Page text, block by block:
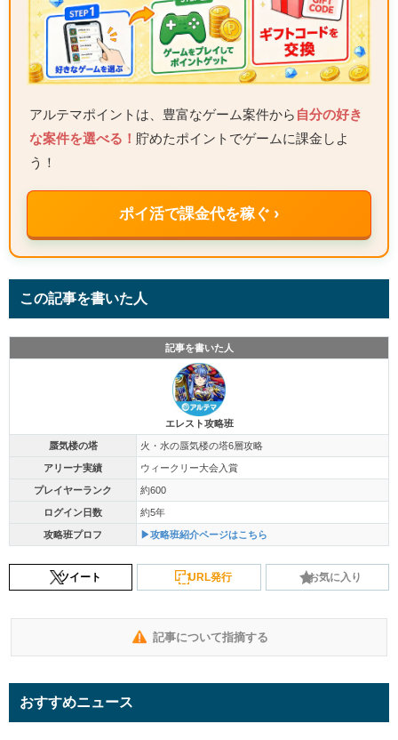
アルテマポイントは、豊富なゲーム案件から 自分の好き
な案件を選べる！ 貯めたポイントでゲームに課金しよ
う！
ポイ活で課金代を稼ぐ ›
この記事を書いた人
記事を書いた人
エレスト攻略班
蜃気楼の塔 火・水の蜃気楼の塔6層攻略
アリーナ実績 ウィークリー大会入賞
プレイヤーランク 約600
ログイン日数 約5年
攻略班プロフ ▶攻略班紹介ページはこちら
ツイート URL発行 お気に入り
記事について指摘する
おすすめニュース